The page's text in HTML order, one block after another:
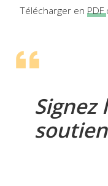
Télécharger enPDF
soutien